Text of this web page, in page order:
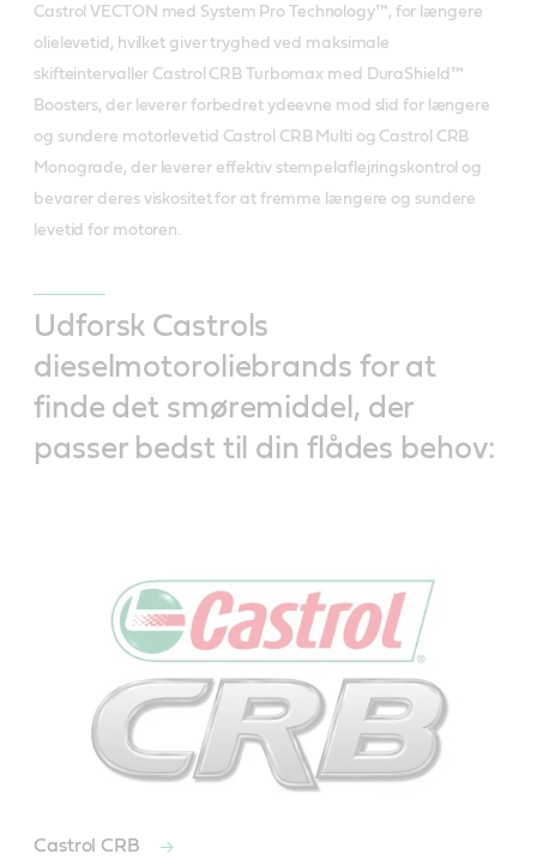
Castrol VECTON med System Pro Technology™, for længere
olielevetid, hvilket giver tryghed ved maksimale
skifteintervaller Castrol CRB Turbomax med DuraShield™
Boosters, der leverer forbedret ydeevne mod slid for længere
og sundere motorlevetid Castrol CRB Multi og Castrol CRB
Monograde, der leverer effektiv stempelaflejringskontrol og
bevarer deres viskositet for at fremme længere og sundere
levetid for motoren.
Udforsk Castrols
dieselmotoroliebrands for at
finde det smøremiddel, der
passer bedst til din flådes behov:
Castrol CRB